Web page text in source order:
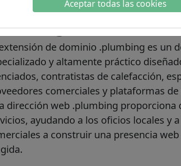
Aceptar todas las cookies
información
de dominio .plumbing es un
y altamente práctico
contratistas de calefacción,
comerciales y plataformas
dirección web .plumbing proporciona
ayudando a los oficios locales y
a construir una presencia